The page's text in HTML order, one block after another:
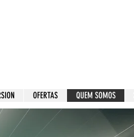
OFERTAS QUEM SOMOS